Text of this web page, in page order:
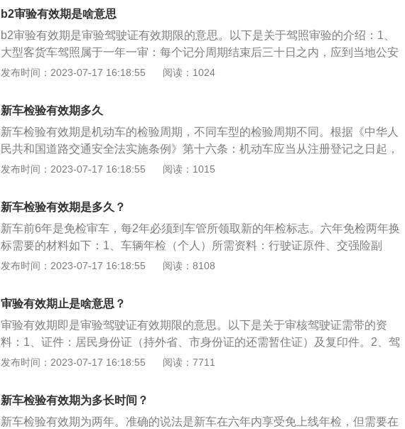
就可以到总检处盖章，盖章以后缴纳费用，就可以领取到检验合格标志。
车主就会受罚，一般会罚款200元，并且扣3分。为车辆年检也是为自己的安全着
想，如果车辆出现问题，那么行驶过程中就会有安全隐患。所以车主一定要配
合，牢记车辆的检验有效期，到期及时办理年检手续。根据《道路交通安全违法
行为记分分值》第三条第十二项，上道路行驶的机动车未按规定定期进行安全技
术检验的一次记3分。根据《中华人民共和国道路交通安全法》第九十条，机动
以上二百元以下罚款。未按期年检车辆一旦发生交通事故，保险公司可以拒绝赔
付；丢失后，保险公司拒赔将加大车主损失。
b2审验有效期是啥意思
b2审验有效期是审验驾驶证有效期限的意思。以下是关于驾照审验的介绍：1、
大型客货车驾照属于一年一审：每个记分周期结束后三十日之内，应到当地公安
交管部门按受审验。但是在一个记分周期内没有记分记录的，免本记分周期的审
证明。2、扣满分降级处理并处罚款：大型车辆如果被扣满12分将会被降级处理
并处罚款。3、小型汽车、摩托车等驾照：发生交通事故并造成人员伤亡承担同
等以上责任未被吊销驾驶证的，应当在记分周期结束后三十日内到公安交管部门
接受审验。车主携带身份证、近期一寸照片，驾驶证和体检证明，到当地的车管
所就可以办理审验手续了。A级和B级的驾驶证还需要参加3个小时的学习，车主
三年，车主的驾驶证就会降级成C1的驾驶证了，如果有想要驾驶证B级车辆的需
求，车主还需要重新参加驾驶证的增驾考试，所以为了减少麻烦，车主一定要及
时审验驾驶证。
发布时间：2023-07-17 16:18:55 阅读：1024
新车检验有效期多久
新车检验有效期是机动车的检验周期，不同车型的检验周期不同。根据《中华人
民共和国道路交通安全法实施条例》第十六条：机动车应当从注册登记之日起，
按照下列期限进行安全技术检验：(一)营运载客汽车5年以内每年检验1次；超过5
年检验1次；超过10年的，每6个月检验1次；(三)小型、微型非营运载客汽车6年
以内每2年检验1次；超过6年的，每年检验1次；超过15年的，每6个月检验1次；
(四)摩托车4年以内每2年检验1次；超过4年的，每年检验1次；(五)拖拉机和其他
机动车每年检验1次。自2022年10月1日起对非营运小微型载客汽车，将原10年
内上线检验3次调整为检验2次（第6年、第10年），并将原15年以后每半年检验1
（第6年、第10年），10年以后每年检验1次。此次调整后，非营运小客车、摩托
车在10年内，只需要在第6年、第10年到检验机构上线检验，期间每两年申领一
次检验标志；超过10年的，每年上线检验1次。
发布时间：2023-07-17 16:18:55 阅读：1015
新车检验有效期是多久？
新车前6年是免检审车，每2年必须到车管所领取新的年检标志。六年免检两年换
标需要的材料如下：1、车辆年检（个人）所需资料：行驶证原件、交强险副
本、身份证复印件、车辆。2、车辆年检（单位）所需资料：行驶证原件、交强
人身份证复印件、车辆。符合免检核发检验合格标志的车辆，只需到车管所或机
动车登记服务站、交警中队等填写《机动车检验标志申请表》后领取机动车检验
合格标志和行驶证。
发布时间：2023-07-17 16:18:55 阅读：8108
审验有效期止是啥意思？
审验有效期即是审验驾驶证有效期限的意思。以下是关于审核驾驶证需带的资
料：1、证件：居民身份证（持外省、市身份证的还需暂住证）及复印件。2、驾
驶证原件：机动车驾驶证原件，以及持有的驾驶证。3、寸照：近期1寸白底彩色
都会在车管所或交警队附近设体检点。5、申请表：申请人在车管所内领取《机
动车驾驶证申请表》，并按填表须知填写。
发布时间：2023-07-17 16:18:55 阅读：7711
新车检验有效期为多长时间？
新车检验有效期为两年。准确的说法是新车在六年内享受免上线年检，但需要在